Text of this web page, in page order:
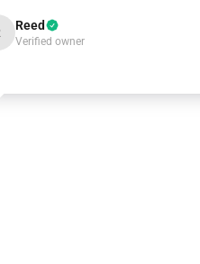
Reed
Verified owner